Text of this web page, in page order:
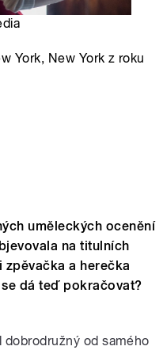
York, New York z roku
uměleckých ocenění
na titulních
zpěvačka a herečka
dá teď pokračovat?
od samého